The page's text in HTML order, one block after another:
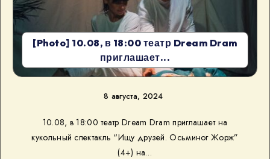
[Photo] 10.08, в 18:00 театр Dream Dram
приглашает...
8 августа, 2024
10.08, в 18:00 театр Dream Dram приглашает на
кукольный спектакль “Ищу друзей. Осьминог Жорж”
(4+) на…